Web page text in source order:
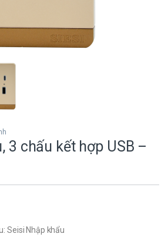
3 chấu kết hợp USB –
Seisi Nhập khẩu